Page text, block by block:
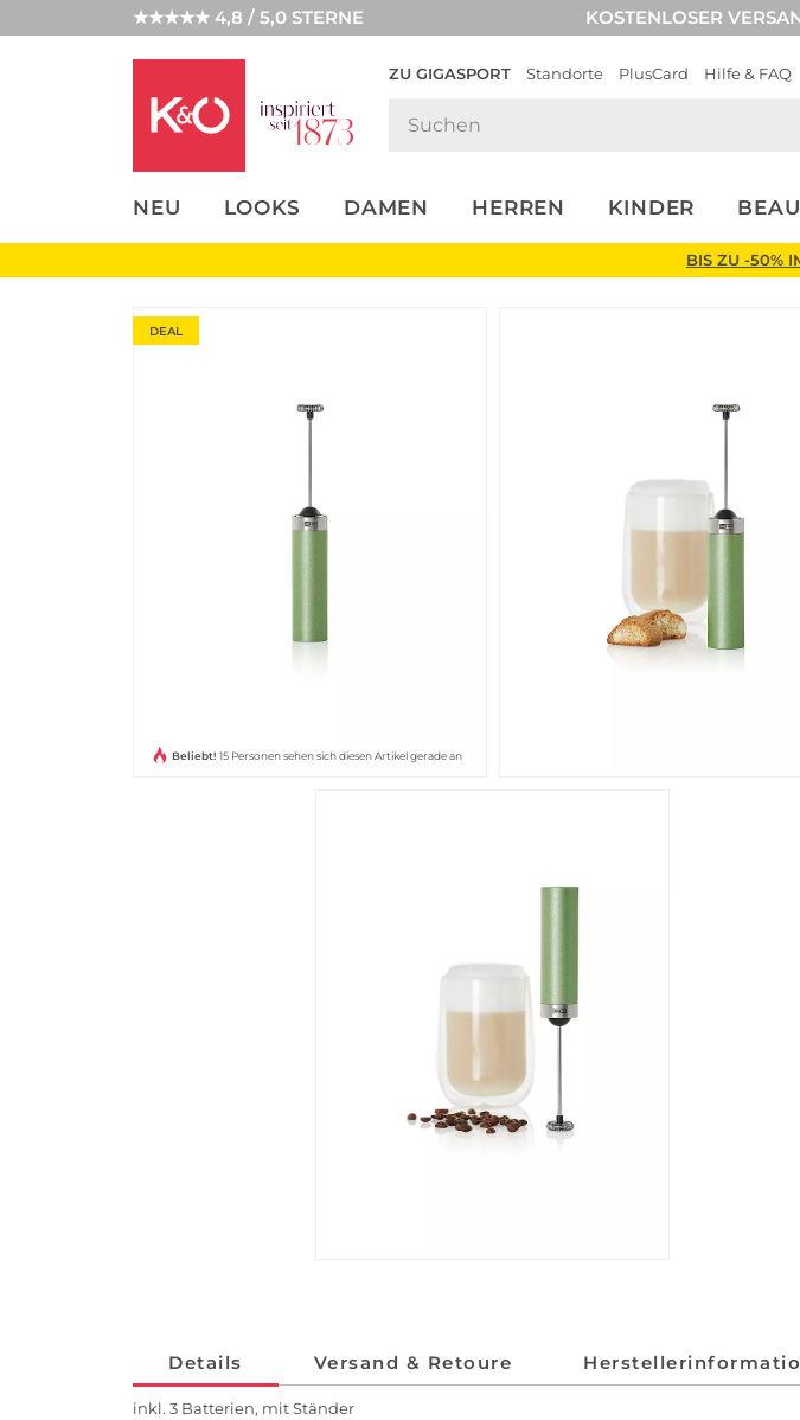
★★★★★ 4,8 / 5,0 STERNE KOSTENLOSER
ZU GIGASPORT Standorte PlusCard Hilfe & FAQ
NEU LOOKS DAMEN HERREN KINDER
UNSERE APP
CLICK &
BIS ZU -50%
DEAL
Beliebt! 15 Personen sehen sich diesen Artikel gerade an
Details Versand & Retoure
inkl. 3 Batterien, mit Ständer